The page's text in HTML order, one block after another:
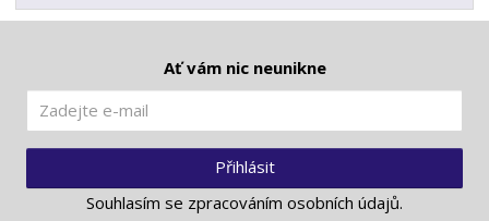
Ať vám nic neunikne
Přihlásit
Souhlasím se zpracováním osobních údajů.